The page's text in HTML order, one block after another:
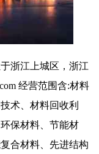
浙江上城区，浙江
经营范围含:材料
术、材料回收利
保材料、节能材
合材料、先进结构